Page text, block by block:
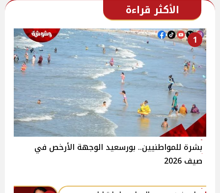
الأكثر قراءة
1
بشرة للمواطنيين.. بورسعيد الوجهة الأرخص في
صيف 2026